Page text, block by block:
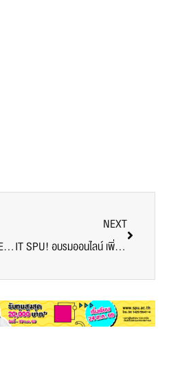
SBS SPU! UPSKILL RESKILL เรียนรู้ “LINE Official Account” กับ หลักสูตร e-Commerce รุ่นที่ 3
NEXT
IT SPU! อบรมออนไลน์ เพิ่มศัยกภาพคนไอที โครงการบัณฑิตพันธ์ใหม่ Professional Skill ครั้งที่ 4 “Industrial DIY for IoT”